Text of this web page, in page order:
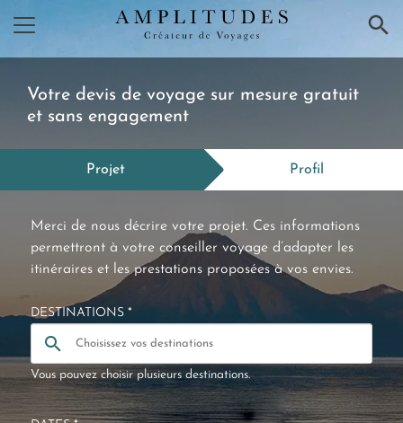
×
Votre devis de voyage sur mesure gratuit
et sans engagement
Projet Profil
Merci de nous décrire votre projet. Ces informations
permettront à votre conseiller voyage d’adapter les
itinéraires et les prestations proposées à vos envies.
DESTINATIONS *
Vous pouvez choisir plusieurs destinations.